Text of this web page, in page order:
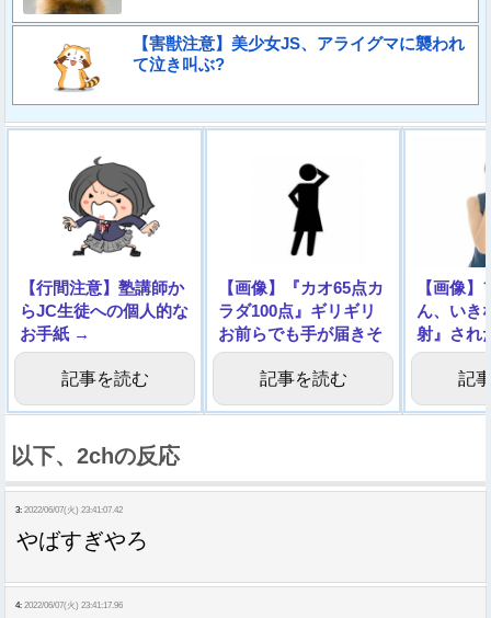
【害獣注意】美少女JS、アライグマに襲われ
て泣き叫ぶ?
【行間注意】塾講師か
らJC生徒への個人的な
お手紙 →
記事を読む
【画像】『カオ65点カ
ラダ100点』ギリギリ
お前らでも手が届きそ
うな女の子いたｗｗｗ
記事を読む
【画像
ん、いき
射』され
記
以下、2chの反応
3: 2022/06/07(火) 23:41:07.42
やばすぎやろ
4: 2022/06/07(火) 23:41:17.96